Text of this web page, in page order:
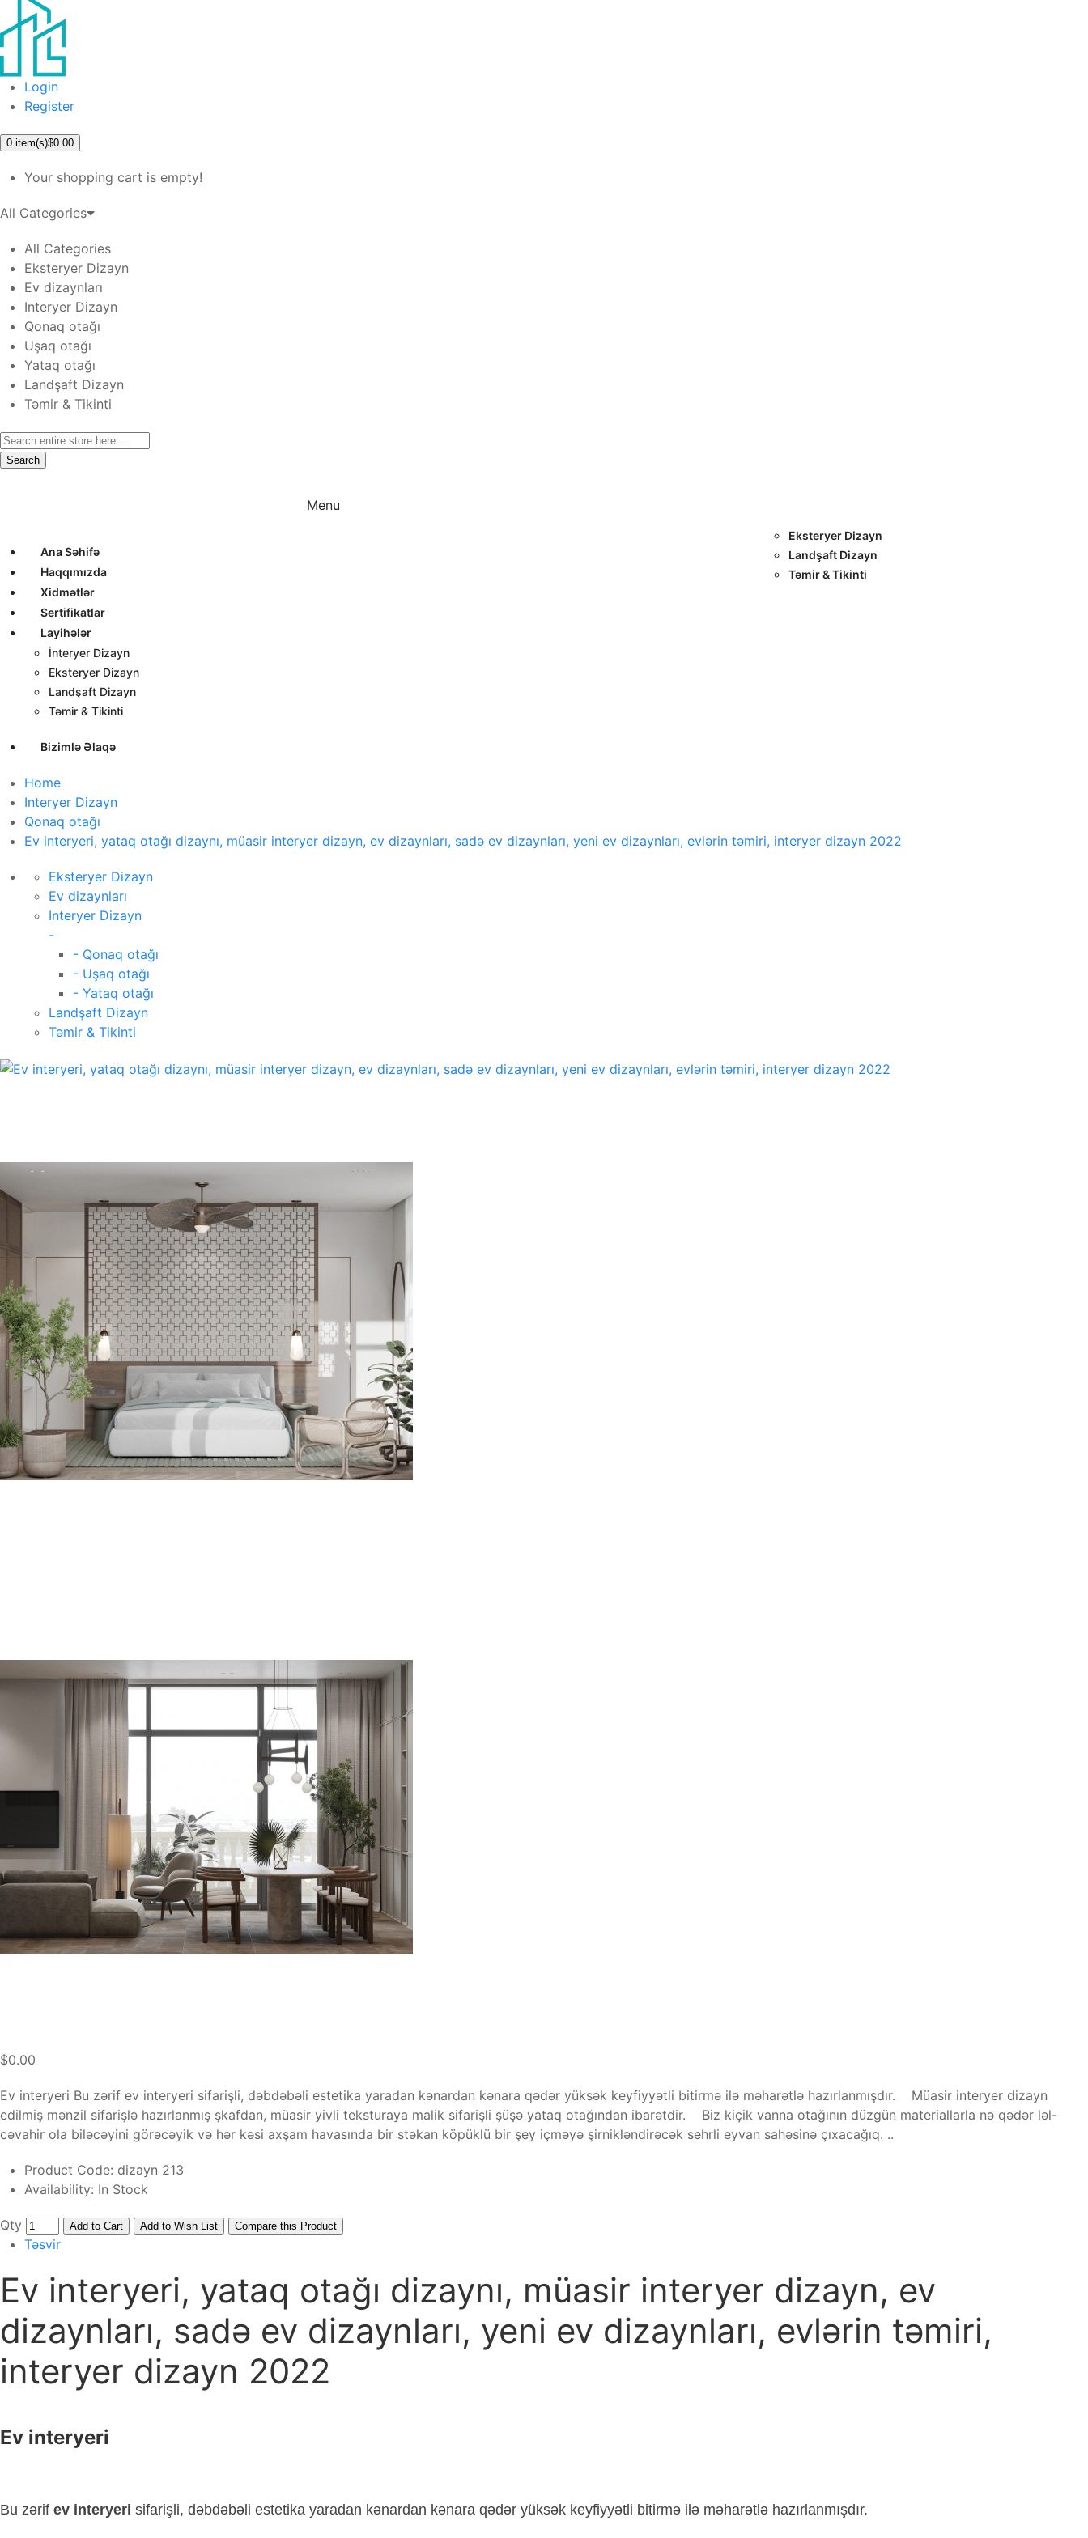
Login
Register
0 item(s)$0.00
Your shopping cart is empty!
All Categories
All Categories
Eksteryer Dizayn
Ev dizaynları
Interyer Dizayn
Qonaq otağı
Uşaq otağı
Yataq otağı
Landşaft Dizayn
Təmir & Tikinti
Search
Eksteryer Dizayn
Landşaft Dizayn
Təmir & Tikinti
Menu
Ana Səhifə
Haqqımızda
Xidmətlər
Sertifikatlar
Layihələr
İnteryer Dizayn
Eksteryer Dizayn
Landşaft Dizayn
Təmir & Tikinti
Bizimlə Əlaqə
Home
Interyer Dizayn
Qonaq otağı
Ev interyeri, yataq otağı dizaynı, müasir interyer dizayn, ev dizaynları, sadə ev dizaynları, yeni ev dizaynları, evlərin təmiri, interyer dizayn 2022
Eksteryer Dizayn
Ev dizaynları
Interyer Dizayn
-
- Qonaq otağı
- Uşaq otağı
- Yataq otağı
Landşaft Dizayn
Təmir & Tikinti
$0.00
Ev interyeri Bu zərif ev interyeri sifarişli, dəbdəbəli estetika yaradan kənardan kənara qədər yüksək keyfiyyətli bitirmə ilə məharətlə hazırlanmışdır. Müasir interyer dizayn
edilmiş mənzil sifarişlə hazırlanmış şkafdan, müasir yivli teksturaya malik sifarişli şüşə yataq otağından ibarətdir. Biz kiçik vanna otağının düzgün materiallarla nə qədər ləl-
cəvahir ola biləcəyini görəcəyik və hər kəsi axşam havasında bir stəkan köpüklü bir şey içməyə şirnikləndirəcək sehrli eyvan sahəsinə çıxacağıq. ..
Product Code: dizayn 213
Availability: In Stock
Qty Add to Cart Add to Wish List Compare this Product
Təsvir
Ev interyeri, yataq otağı dizaynı, müasir interyer dizayn, ev
dizaynları, sadə ev dizaynları, yeni ev dizaynları, evlərin təmiri,
interyer dizayn 2022
Ev interyeri
Bu zərif ev interyeri sifarişli, dəbdəbəli estetika yaradan kənardan kənara qədər yüksək keyfiyyətli bitirmə ilə məharətlə hazırlanmışdır.